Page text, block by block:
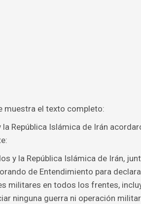
muestra el texto completo:
República Islámica de Irán
y la República Islámica de Irán,
de Entendimiento para
militares en todos los frentes,
ninguna guerra ni operación